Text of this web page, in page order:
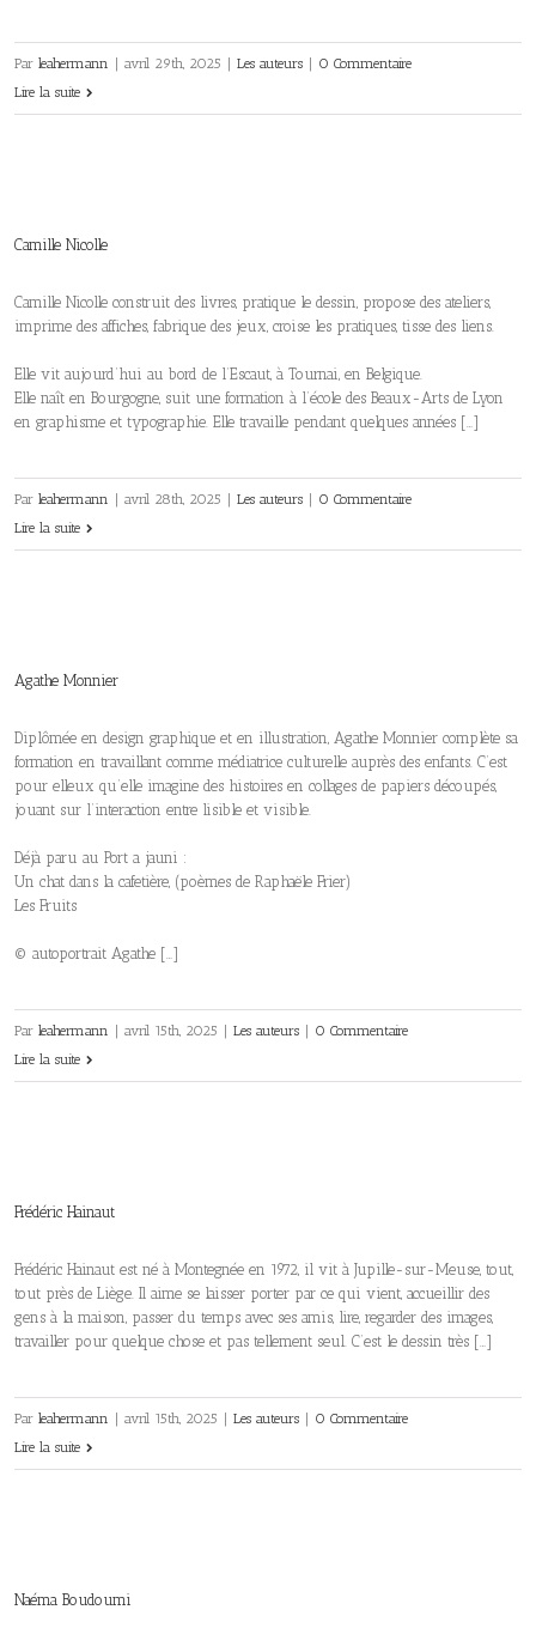
Par leahermann avril 29th, 2025 Les auteurs
0 Commentaire
Lire la suite
Camille Nicolle
Camille Nicolle construit des livres, pratique le dessin, propose des ateliers,
imprime des affiches, fabrique des jeux, croise les pratiques, tisse des liens.
Elle vit aujourd’hui au bord de l’Escaut, à Tournai, en Belgique.
Elle naît en Bourgogne, suit une formation à l’école des Beaux-Arts de Lyon
en graphisme et typographie. Elle travaille pendant quelques années […]
Par leahermann avril 28th, 2025 Les auteurs
0 Commentaire
Lire la suite
Agathe Monnier
Diplômée en design graphique et en illustration, Agathe Monnier complète sa
formation en travaillant comme médiatrice culturelle auprès des enfants. C’est
pour elleux qu’elle imagine des histoires en collages de papiers découpés,
jouant sur l’interaction entre lisible et visible.
Déjà paru au Port a jauni :
Un chat dans la cafetière, (poèmes de Raphaële Frier)
Les Fruits
© autoportrait Agathe […]
Par leahermann avril 15th, 2025 Les auteurs
0 Commentaire
Lire la suite
Frédéric Hainaut
Frédéric Hainaut est né à Montegnée en 1972, il vit à Jupille-sur-Meuse, tout,
tout près de Liège. Il aime se laisser porter par ce qui vient, accueillir des
gens à la maison, passer du temps avec ses amis, lire, regarder des images,
travailler pour quelque chose et pas tellement seul. C’est le dessin très […]
Par leahermann avril 15th, 2025 Les auteurs
0 Commentaire
Lire la suite
Naéma Boudoumi